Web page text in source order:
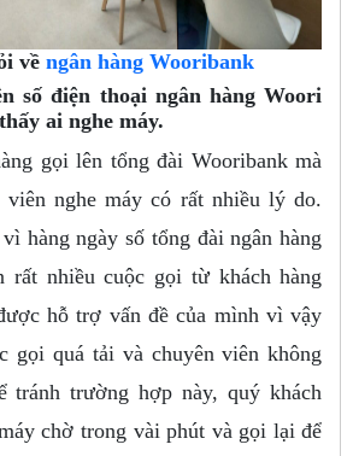
về ngân hàng Wooribank
số điện thoại ngân hàng Woori
ai nghe máy.
gọi lên tổng đài Wooribank mà
viên nghe máy có rất nhiều lý do.
hàng ngày số tổng đài ngân hàng
rất nhiều cuộc gọi từ khách hàng
hỗ trợ vấn đề của mình vì vậy
gọi quá tải và chuyên viên không
trường hợp này, quý khách
chờ trong vài phút và gọi lại để